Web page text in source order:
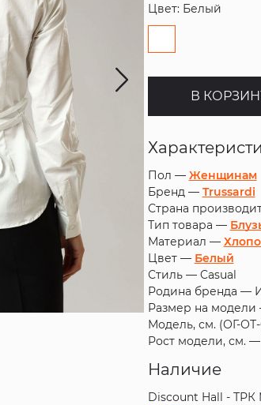
Цвет: Белый
В
Пол — Женщинам
Бренд — Trussardi
Страна
Тип товара —
Материал —
Цвет — Белый
Стиль — Casual
Родина бренда —
Размер на
Модель, см. (ОГ-
Рост модели, см. —
Наличие
Discount Hall -